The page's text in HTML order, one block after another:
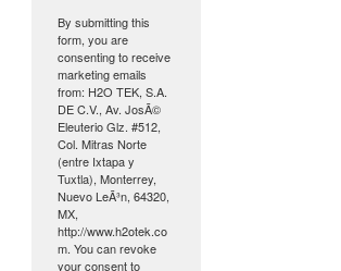
By submitting this
form, you are
consenting to receive
marketing emails
from: H2O TEK, S.A.
DE C.V., Av. JosÃ©
Eleuterio Glz. #512,
Col. Mitras Norte
(entre Ixtapa y
Tuxtla), Monterrey,
Nuevo LeÃ³n, 64320,
MX,
http://www.h2otek.co
m. You can revoke
your consent to